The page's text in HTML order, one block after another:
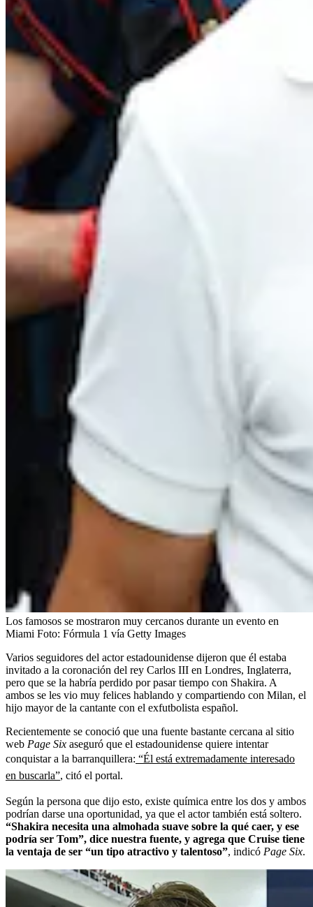
Los famosos se mostraron muy cercanos durante un evento en
Miami Foto: Fórmula 1 vía Getty Images
Varios seguidores del actor estadounidense dijeron que él estaba
invitado a la coronación del rey Carlos III en Londres, Inglaterra,
pero que se la habría perdido por pasar tiempo con Shakira. A
ambos se les vio muy felices hablando y compartiendo con Milan, el
hijo mayor de la cantante con el exfutbolista español.
Recientemente se conoció que una fuente bastante cercana al sitio
web Page Six aseguró que el estadounidense quiere intentar
conquistar a la barranquillera: “Él está extremadamente interesado
en buscarla”, citó el portal.
Según la persona que dijo esto, existe química entre los dos y ambos
podrían darse una oportunidad, ya que el actor también está soltero.
“Shakira necesita una almohada suave sobre la qué caer, y ese
podría ser Tom”, dice nuestra fuente, y agrega que Cruise tiene
la ventaja de ser “un tipo atractivo y talentoso”, indicó Page Six.